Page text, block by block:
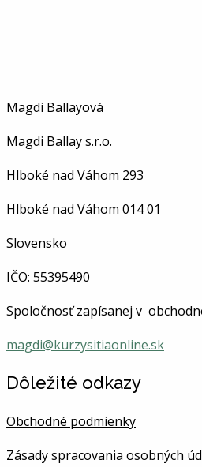
Magdi Ballayová
Magdi Ballay s.r.o.
Hlboké nad Váhom 293
Hlboké nad Váhom 014 01
Slovensko
IČO: 55395490
Spoločnosťzapísanej v
magdi@kurzysitiaonline.sk
Dôležité odkazy
Obchodné podmienky
Zásady spracovania osobných